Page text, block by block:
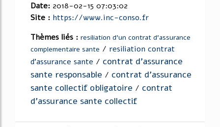
Date: 2018-02-15 07:03:02
Site : https://www.inc-conso.fr
Thèmes liés : resiliation d'un contrat d'assurance
complementaire sante / resiliation contrat
d'assurance sante / contrat d'assurance
sante responsable / contrat d'assurance
sante collectif obligatoire / contrat
d'assurance sante collectif